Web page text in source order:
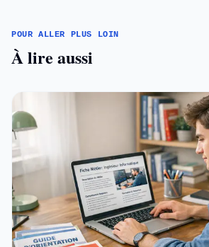
POUR ALLER PLUS LOIN
À lire aussi